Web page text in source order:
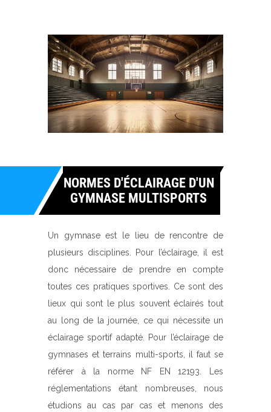
NORMES D'ÉCLAIRAGE D'UN
GYMNASE MULTISPORTS
Un gymnase est le lieu de rencontre de
plusieurs disciplines. Pour l’éclairage, il est
donc nécessaire de prendre en compte
toutes ces pratiques sportives. Ce sont des
lieux qui sont le plus souvent éclairés tout
au long de la journée, ce qui nécessite un
éclairage sportif adapté. Pour l’éclairage de
gymnases et terrains multi-sports, il faut se
référer à la norme NF EN 12193. Les
réglementations étant nombreuses, nous
étudions au cas par cas et menons des